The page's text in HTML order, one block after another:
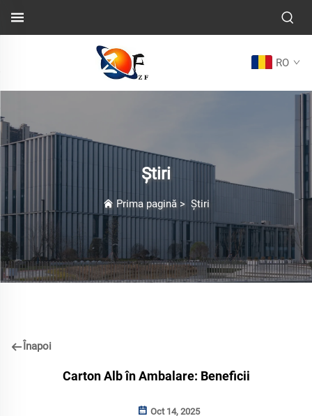
RO
Știri
Prima pagină> Știri
Înapoi
Carton Alb în Ambalare: Beneficii
Oct 14, 2025